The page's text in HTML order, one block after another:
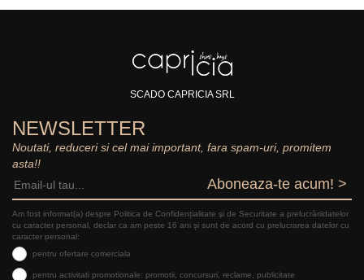
SCADO CAPRICIA SRL
NEWSLETTER
Noutati, reduceri si cel mai important, fara spam-uri, promitem
asta!!
Aboneaza-te acum! >
Am fost informat(a) despre Politica de Confidențialitate şi de Securitate a prelucrăriidatelor
cu caracter personal, declar ca am peste 16 ani și sunt de acord cu prelucrarea datelor cu
caracter personal:
pentru ofertare comerciala
pentru activitati promotionale: promotii, concursuri, reclame, publicitate